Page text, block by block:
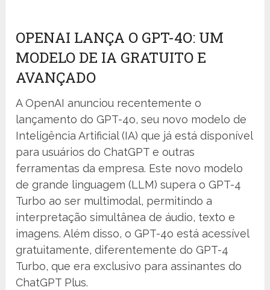
OPENAI LANÇA O GPT-4O: UM
MODELO DE IA GRATUITO E
AVANÇADO
A OpenAI anunciou recentemente o
lançamento do GPT-4o, seu novo modelo de
Inteligência Artificial (IA) que já está disponível
para usuários do ChatGPT e outras
ferramentas da empresa. Este novo modelo
de grande linguagem (LLM) supera o GPT-4
Turbo ao ser multimodal, permitindo a
interpretação simultânea de áudio, texto e
imagens. Além disso, o GPT-4o está acessível
gratuitamente, diferentemente do GPT-4
Turbo, que era exclusivo para assinantes do
ChatGPT Plus.